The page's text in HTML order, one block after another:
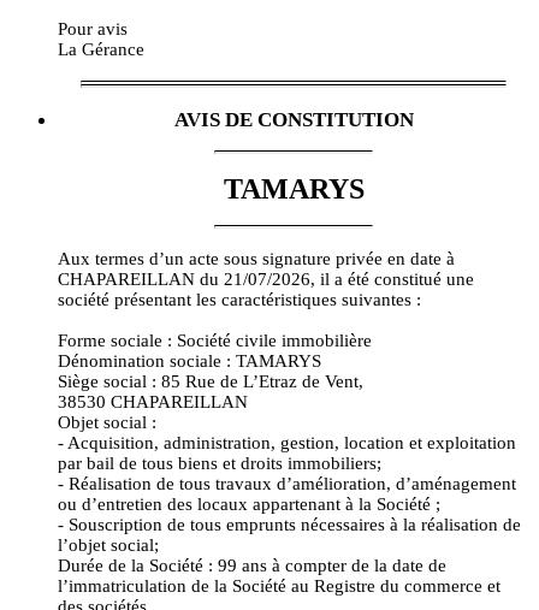
Pour avis
La Gérance
AVIS DE CONSTITUTION
TAMARYS
Aux termes d’un acte sous signature privée en date à
CHAPAREILLAN du 21/07/2026, il a été constitué une
société présentant les caractéristiques suivantes :
Forme sociale : Société civile immobilière
Dénomination sociale : TAMARYS
Siège social : 85 Rue de L’Etraz de Vent,
38530 CHAPAREILLAN
Objet social :
- Acquisition, administration, gestion, location et exploitation
par bail de tous biens et droits immobiliers;
- Réalisation de tous travaux d’amélioration, d’aménagement
ou d’entretien des locaux appartenant à la Société ;
- Souscription de tous emprunts nécessaires à la réalisation de
l’objet social;
Durée de la Société : 99 ans à compter de la date de
l’immatriculation de la Société au Registre du commerce et